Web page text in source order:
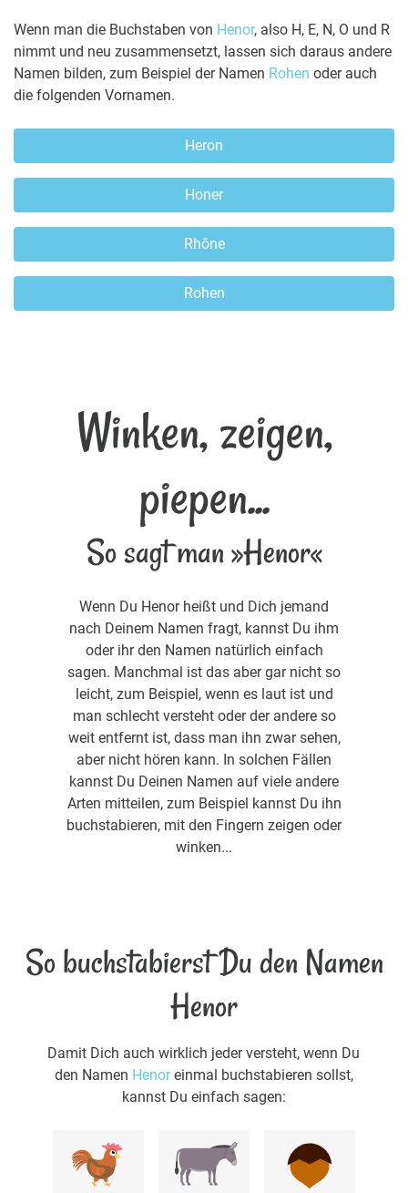
Wenn man die Buchstaben von Henor, also H, E, N, O und R
nimmt und neu zusammensetzt, lassen sich daraus andere
Namen bilden, zum Beispiel der Namen Rohen oder auch
die folgenden Vornamen.
Heron
Honer
Rhône
Rohen
Winken, zeigen,
piepen...
So sagt man »Henor«
Wenn Du Henor heißt und Dich jemand
nach Deinem Namen fragt, kannst Du ihm
oder ihr den Namen natürlich einfach
sagen. Manchmal ist das aber gar nicht so
leicht, zum Beispiel, wenn es laut ist und
man schlecht versteht oder der andere so
weit entfernt ist, dass man ihn zwar sehen,
aber nicht hören kann. In solchen Fällen
kannst Du Deinen Namen auf viele andere
Arten mitteilen, zum Beispiel kannst Du ihn
buchstabieren, mit den Fingern zeigen oder
winken...
So buchstabierst Du den Namen
Henor
Damit Dich auch wirklich jeder versteht, wenn Du
den Namen Henoreinmal buchstabieren sollst,
kannst Du einfach sagen: